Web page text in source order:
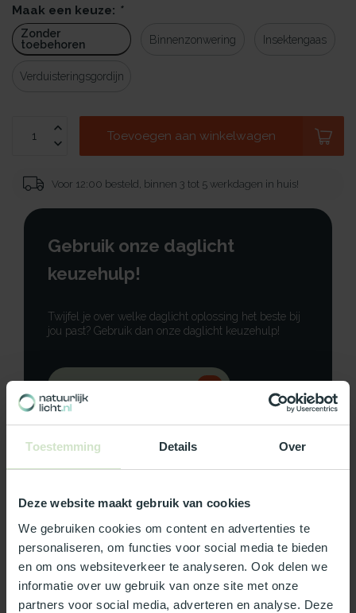
Toestemming Details Over
Deze website maakt gebruik van cookies
We gebruiken cookies om content en advertenties te
personaliseren, om functies voor social media te bieden
en om ons websiteverkeer te analyseren. Ook delen we
informatie over uw gebruik van onze site met onze
partners voor social media, adverteren en analyse. Deze
Maak een keuze: *
Zonder
toebehoren
Binnenzonwering Insektengaas
Verduisteringsgordijn
Toevoegen aan winkelwagen
Voor 12:00 besteld, binnen 3 tot 5 werkdagen in huis!
Gebruik onze daglicht
keuzehulp!
Twijfel je over welke daglicht oplossing het beste bij
jou past? Gebruik dan onze daglicht keuzehulp!
Neem contact op
Productomschrijving
Specificaties
Reviews